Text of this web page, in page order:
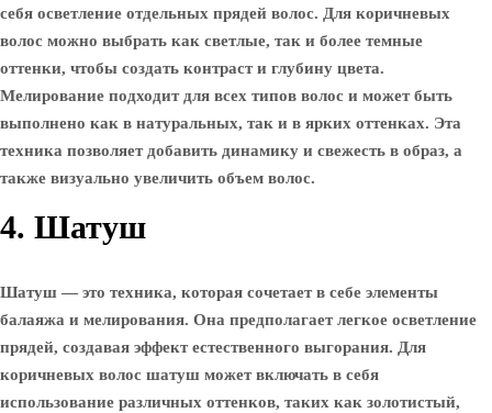
себя осветление отдельных прядей волос. Для коричневых
волос можно выбрать как светлые, так и более темные
оттенки, чтобы создать контраст и глубину цвета.
Мелирование подходит для всех типов волос и может быть
выполнено как в натуральных, так и в ярких оттенках. Эта
техника позволяет добавить динамику и свежесть в образ, а
также визуально увеличить объем волос.
4. Шатуш
Шатуш — это техника, которая сочетает в себе элементы
балаяжа и мелирования. Она предполагает легкое осветление
прядей, создавая эффект естественного выгорания. Для
коричневых волос шатуш может включать в себя
использование различных оттенков, таких как золотистый,